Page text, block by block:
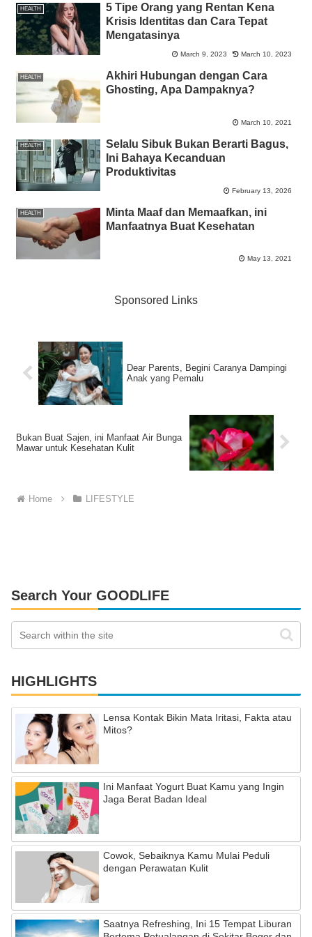
HEALTH
5 Tipe Orang yang Rentan Kena
Krisis Identitas dan Cara Tepat
Mengatasinya
March 9, 2023 March 10, 2023
HEALTH
Akhiri Hubungan dengan Cara
Ghosting, Apa Dampaknya?
March 10, 2021
HEALTH
Selalu Sibuk Bukan Berarti Bagus,
Ini Bahaya Kecanduan
Produktivitas
February 13, 2026
HEALTH
Minta Maaf dan Memaafkan, ini
Manfaatnya Buat Kesehatan
May 13, 2021
Sponsored Links
Dear Parents, Begini Caranya Dampingi
Anak yang Pemalu
Bukan Buat Sajen, ini Manfaat Air Bunga
Mawar untuk Kesehatan Kulit
Home LIFESTYLE
Search Your GOODLIFE
HIGHLIGHTS
Lensa Kontak Bikin Mata Iritasi, Fakta atau
Mitos?
Ini Manfaat Yogurt Buat Kamu yang Ingin
Jaga Berat Badan Ideal
Cowok, Sebaiknya Kamu Mulai Peduli
dengan Perawatan Kulit
Saatnya Refreshing, Ini 15 Tempat Liburan